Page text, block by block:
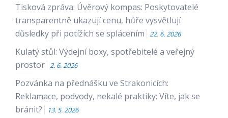
Tisková zpráva: Úvěrový kompas: Poskytovatelé
transparentně ukazují cenu, hůře vysvětlují
důsledky při potížích se splácením
22. 6. 2026
Kulatý stůl: Výdejní boxy, spotřebitelé a veřejný
prostor 2. 6. 2026
Pozvánka na přednášku ve Strakonicích:
Reklamace, podvody, nekalé praktiky: Víte, jak se
bránit?
13. 5. 2026